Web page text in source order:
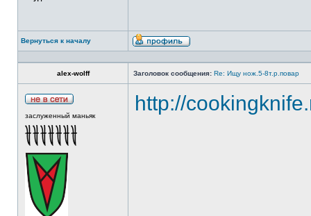
Вернуться к началу
alex-wolff Заголовок сообщения: Re: Ищу нож.5-8т.р.повар
заслуженный маньяк
http://